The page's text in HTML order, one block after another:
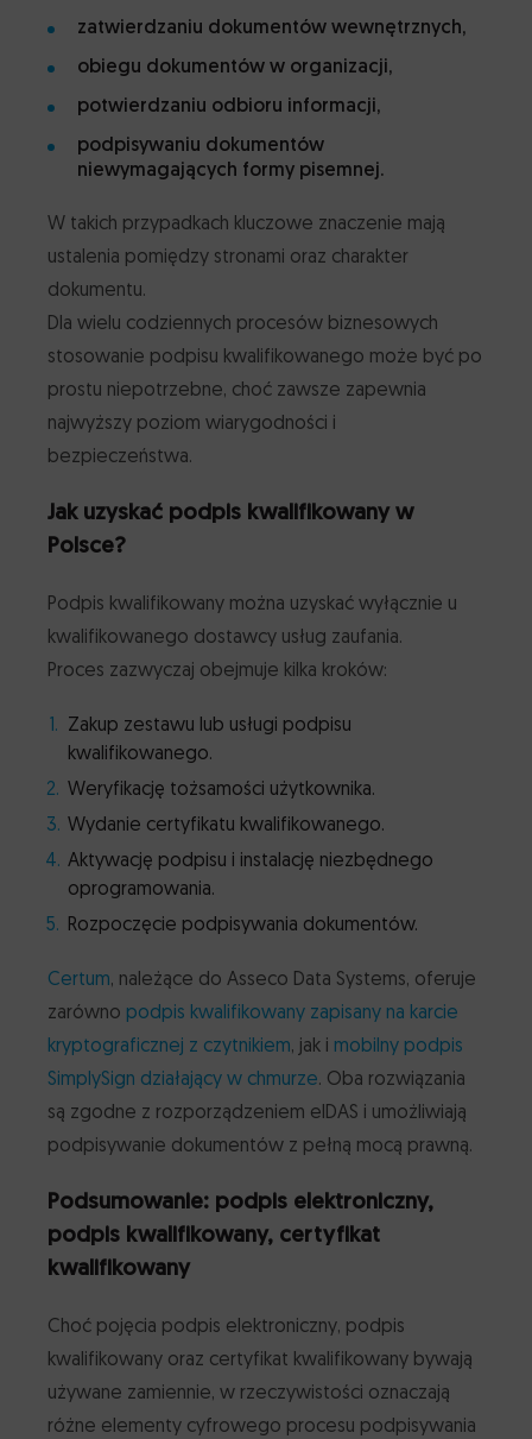
zatwierdzaniu dokumentów wewnętrznych,
obiegu dokumentów w organizacji,
potwierdzaniu odbioru informacji,
podpisywaniu dokumentów
niewymagających formy pisemnej.
W takich przypadkach kluczowe znaczenie mają
ustalenia pomiędzy stronami oraz charakter
dokumentu.
Dla wielu codziennych procesów biznesowych
stosowanie podpisu kwalifikowanego może być po
prostu niepotrzebne, choć zawsze zapewnia
najwyższy poziom wiarygodności i
bezpieczeństwa.
Jak uzyskać podpis kwalifikowany w
Polsce?
Podpis kwalifikowany można uzyskać wyłącznie u
kwalifikowanego dostawcy usług zaufania.
Proces zazwyczaj obejmuje kilka kroków:
Zakup zestawu lub usługi podpisu
kwalifikowanego.
Weryfikację tożsamości użytkownika.
Wydanie certyfikatu kwalifikowanego.
Aktywację podpisu i instalację niezbędnego
oprogramowania.
Rozpoczęcie podpisywania dokumentów.
Certum, należące do Asseco Data Systems, oferuje
zarówno podpis kwalifikowany zapisany na karcie
kryptograficznej z czytnikiem, jak i mobilny podpis
SimplySign działający w chmurze. Oba rozwiązania
są zgodne z rozporządzeniem eIDAS i umożliwiają
podpisywanie dokumentów z pełną mocą prawną.
Podsumowanie: podpis elektroniczny,
podpis kwalifikowany, certyfikat
kwalifikowany
Choć pojęcia podpis elektroniczny, podpis
kwalifikowany oraz certyfikat kwalifikowany bywają
używane zamiennie, w rzeczywistości oznaczają
różne elementy cyfrowego procesu podpisywania